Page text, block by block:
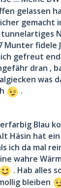
gelassen
gemacht
Munter fidele
gefreut
dran ,
was
.
Blau
Häsin hat
ich da mal
wahre
. Hab alles
bleiben